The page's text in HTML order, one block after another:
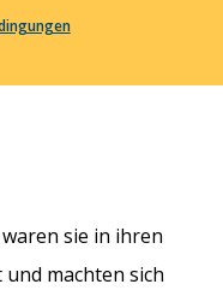
sie in ihren
machten sich